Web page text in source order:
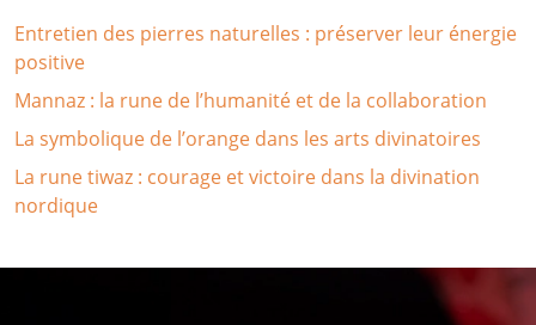
Entretien des pierres naturelles : préserver leur énergie
positive
Mannaz : la rune de l’humanité et de la collaboration
La symbolique de l’orange dans les arts divinatoires
La rune tiwaz : courage et victoire dans la divination
nordique